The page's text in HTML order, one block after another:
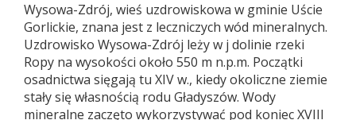
Wysowa-Zdrój, wieś uzdrowiskowa w gminie Uście
Gorlickie, znana jest z leczniczych wód mineralnych.
Uzdrowisko Wysowa-Zdrój leży w j dolinie rzeki
Ropy na wysokości około 550 m n.p.m. Początki
osadnictwa sięgają tu XIV w., kiedy okoliczne ziemie
stały się własnością rodu Gładyszów. Wody
mineralne zaczęto wykorzystywać pod koniec XVIII